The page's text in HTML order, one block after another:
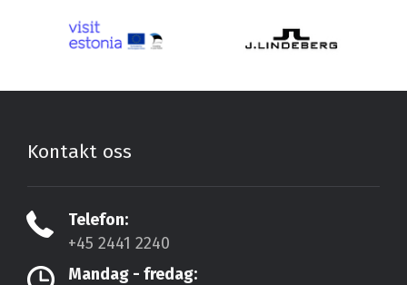
Kontakt oss
Telefon:
+45 2441 2240
Mandag - fredag: